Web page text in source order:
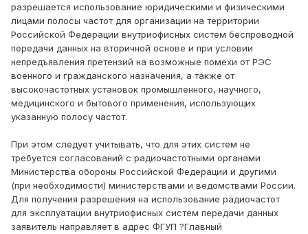
разрешается использование юридическими и физическими
лицами полосы частот для организации на территории
Российской Федерации внутриофисных систем беспроводной
передачи данных на вторичной основе и при условии
непредъявления претензий на возможные помехи от РЭС
военного и гражданского назначения, а также от
высокочастотных установок промышленного, научного,
медицинского и бытового применения, использующих
указанную полосу частот.
При этом следует учитывать, что для этих систем не
требуется согласований с радиочастотными органами
Министерства обороны Российской Федерации и другими
(при необходимости) министерствами и ведомствами России.
Для получения разрешения на использование радиочастот
для эксплуатации внутриофисных систем передачи данных
заявитель направляет в адрес ФГУП ?Главный